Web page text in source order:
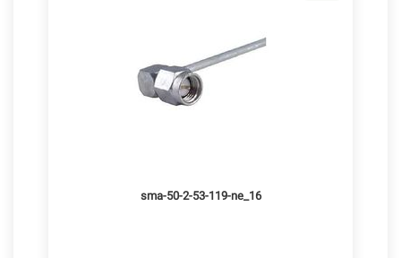
16_sma-50-2-53-119-ne